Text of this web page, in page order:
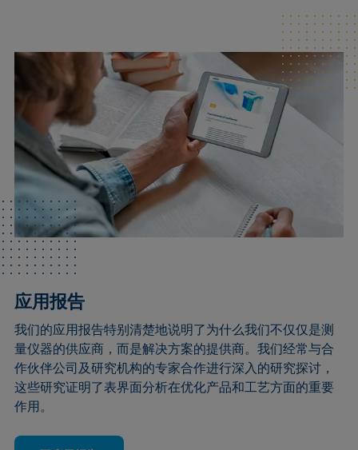
应用报告
我们的应用报告特别清楚地说明了为什么我们不仅仅是测
量仪器的供应商，而是解决方案的提供商。我们经常与合
作伙伴公司及研究机构的专家合作进行深入的研究探讨，
这些研究证明了表界面分析在优化产品和工艺方面的重要
作用。